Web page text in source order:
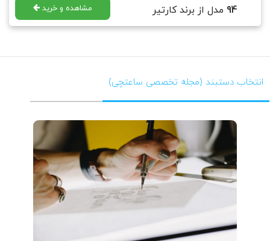
94 مدل از برند کارتیر مشاهده و خرید
انتخاب دستبند (مجله تخصصی ساعتچی)